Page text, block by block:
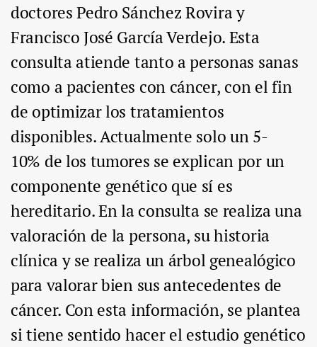
doctores Pedro Sánchez Rovira y
Francisco José García Verdejo. Esta
consulta atiende tanto a personas sanas
como a pacientes con cáncer, con el fin
de optimizar los tratamientos
disponibles. Actualmente solo un 5-
10% de los tumores se explican por un
componente genético que sí es
hereditario. En la consulta se realiza una
valoración de la persona, su historia
clínica y se realiza un árbol genealógico
para valorar bien sus antecedentes de
cáncer. Con esta información, se plantea
si tiene sentido hacer el estudio genético